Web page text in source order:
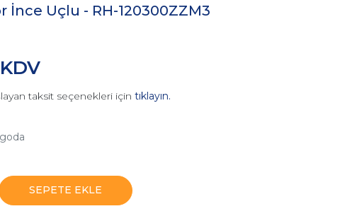
İnce Uçlu - RH-120300ZZM3
taksit seçenekleri için tıklayın.
SEPETE EKLE